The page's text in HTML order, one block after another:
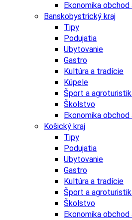
Ekonomika obchod
Banskobystrický kraj
Tipy
Podujatia
Ubytovanie
Gastro
Kultúra a tradície
Kúpele
Šport a
Školstvo
Ekonomika obchod
Košický kraj
Tipy
Podujatia
Ubytovanie
Gastro
Kultúra a tradície
Šport a
Školstvo
Ekonomika obchod